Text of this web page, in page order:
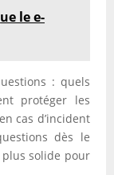
le e-
: quels
protéger les
cas d’incident
dès le
solide pour